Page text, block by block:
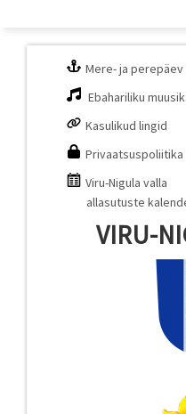
Mere- ja perepäev
Ebahariliku
Kasulikud lingid
Privaatsuspoliitika
Viru-Nigula valla
allasutuste
VIRU-